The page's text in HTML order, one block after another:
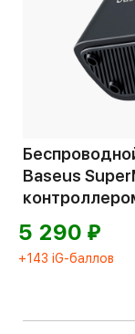
Baseus
5 290 ⃏
+143 iG-баллов